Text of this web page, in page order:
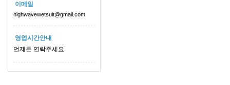
이메일
highwavewetsuit@gmail.com
영업시간안내
언제든 연락주세요